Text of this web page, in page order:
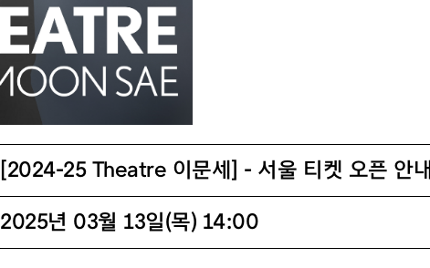
[2024-25 Theatre 이문세] - 서울 티켓 오픈 안내
2025년 03월 13일(목) 14:00